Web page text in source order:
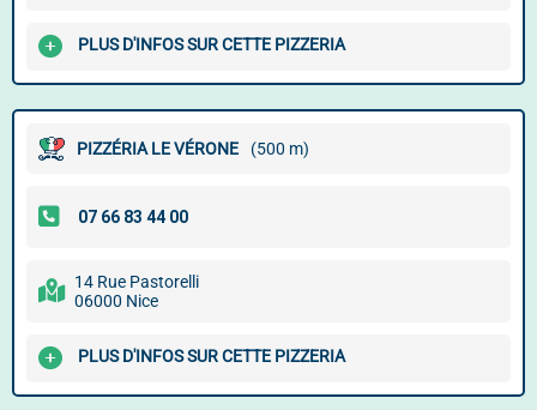
PLUS D'INFOS SUR CETTE PIZZERIA
PIZZÉRIA LE VÉRONE (500 m)
14 Rue Pastorelli
06000 Nice
PLUS D'INFOS SUR CETTE PIZZERIA